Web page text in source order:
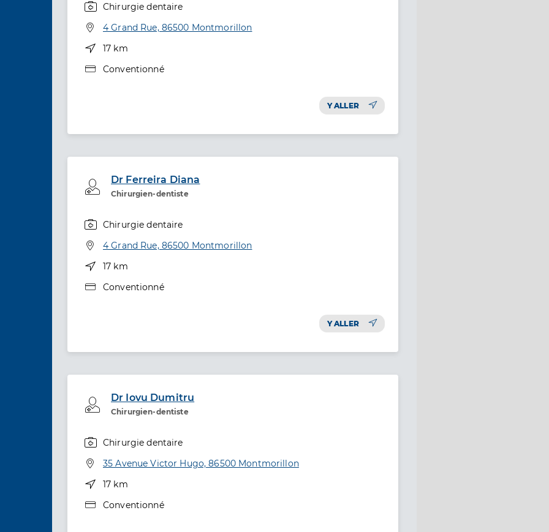
Chirurgie dentaire
Adresse
4 Grand Rue, 86500 Montmorillon
Distance
17 km
Type de convention
Conventionné
Y ALLER
Dr Ferreira Diana
Chirurgien-dentiste
Professionel de santé
Chirurgie dentaire
Adresse
4 Grand Rue, 86500 Montmorillon
Distance
17 km
Type de convention
Conventionné
Y ALLER
Dr Iovu Dumitru
Chirurgien-dentiste
Professionel de santé
Chirurgie dentaire
Adresse
35 Avenue Victor Hugo, 86500 Montmorillon
Distance
17 km
Type de convention
Conventionné